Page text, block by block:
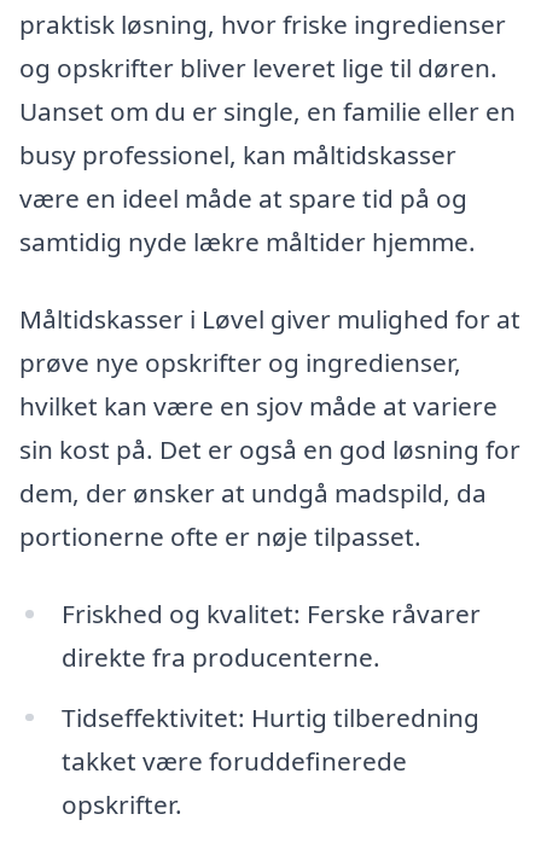
praktisk løsning, hvor friske ingredienser
og opskrifter bliver leveret lige til døren.
Uanset om du er single, en familie eller en
busy professionel, kan måltidskasser
være en ideel måde at spare tid på og
samtidig nyde lækre måltider hjemme.
Måltidskasser i Løvel giver mulighed for at
prøve nye opskrifter og ingredienser,
hvilket kan være en sjov måde at variere
sin kost på. Det er også en god løsning for
dem, der ønsker at undgå madspild, da
portionerne ofte er nøje tilpasset.
Friskhed og kvalitet: Ferske råvarer
direkte fra producenterne.
Tidseffektivitet: Hurtig tilberedning
takket være foruddefinerede
opskrifter.